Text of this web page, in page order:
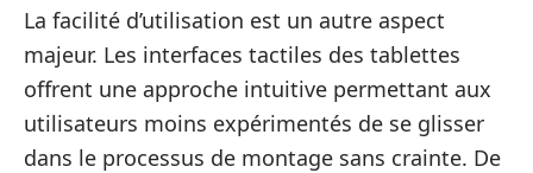
La facilité d’utilisation est un autre aspect
majeur. Les interfaces tactiles des tablettes
offrent une approche intuitive permettant aux
utilisateurs moins expérimentés de se glisser
dans le processus de montage sans crainte. De